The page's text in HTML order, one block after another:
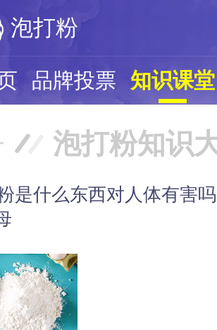
泡打粉
品牌投票 知识课堂
泡打粉知识
是什么东西对人体有害